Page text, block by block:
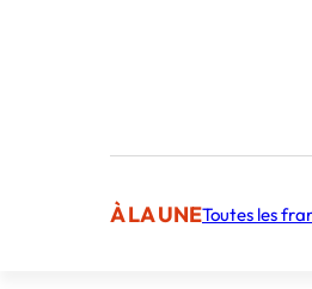
À LA UNEToutes les